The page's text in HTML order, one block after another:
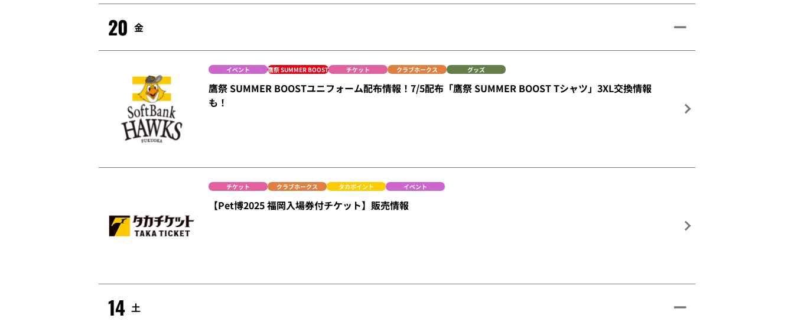
20 金
イベント 鷹祭 SUMMER BOOST チケット クラブホークス グッズ
鷹祭 SUMMER BOOSTユニフォーム配布情報！7/5配布「鷹祭 SUMMER BOOST Tシャツ」3XL交換情報
も！
チケット クラブホークス タカポイント イベント
【Pet博2025 福岡入場券付チケット】販売情報
14 土